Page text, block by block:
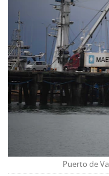
Puerto de